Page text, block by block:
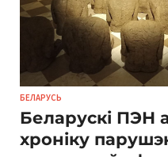
БЕЛАРУСЬ
Беларускі ПЭН
хроніку